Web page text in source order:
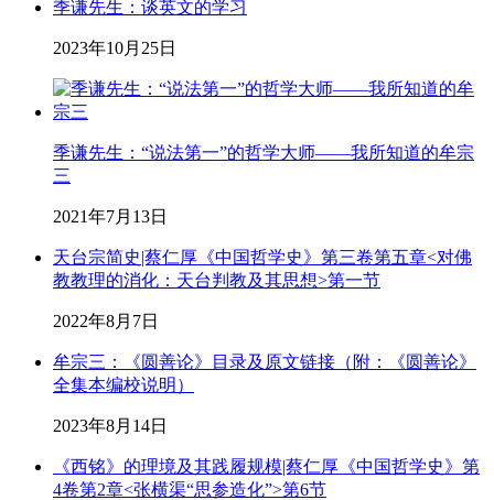
季谦先生：谈英文的学习
2023年10月25日
季谦先生：“说法第一”的哲学大师——我所知道的牟宗
三
2021年7月13日
天台宗简史|蔡仁厚《中国哲学史》第三卷第五章<对佛
教教理的消化：天台判教及其思想>第一节
2022年8月7日
牟宗三：《圆善论》目录及原文链接（附：《圆善论》
全集本编校说明）
2023年8月14日
《西铭》的理境及其践履规模|蔡仁厚《中国哲学史》第
4卷第2章<张横渠“思参造化”>第6节